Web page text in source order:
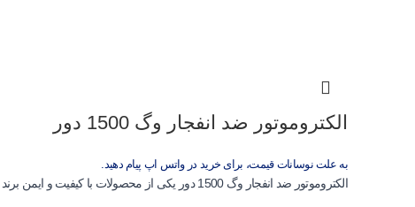
الکتروموتور ضد انفجار وگ 1500 دور
به علت نوسانات قیمت، برای خرید در واتس اپ پیام دهید.
الکتروموتور ضد انفجار وگ 1500 دور یکی از محصولات با کیفیت و ایمن برند WEG برزیل است که برای محیط‌های